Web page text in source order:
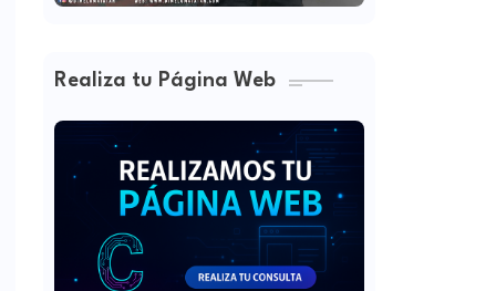
Realiza tu Página Web